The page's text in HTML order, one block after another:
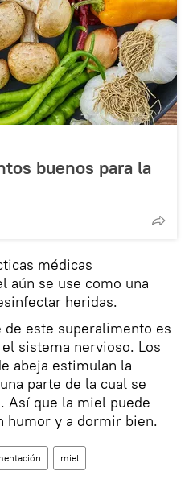
buenos para la
médicas
aún se use como una
heridas.
este superalimento es
sistema nervioso. Los
abeja estimulan la
parte de la cual se
Así que la miel puede
humor y a dormir bien.
miel